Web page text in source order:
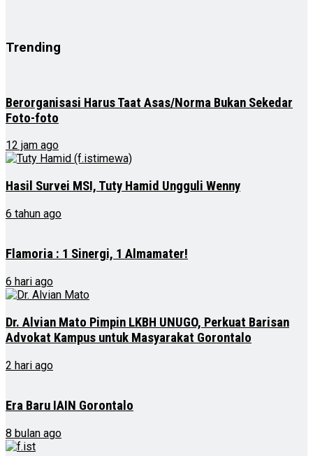
Trending
Berorganisasi Harus Taat Asas/Norma Bukan Sekedar
Foto-foto
12 jam ago
Hasil Survei MSI, Tuty Hamid Ungguli Wenny
6 tahun ago
Flamoria : 1 Sinergi, 1 Almamater!
6 hari ago
Dr. Alvian Mato Pimpin LKBH UNUGO, Perkuat Barisan
Advokat Kampus untuk Masyarakat Gorontalo
2 hari ago
Era Baru IAIN Gorontalo
8 bulan ago